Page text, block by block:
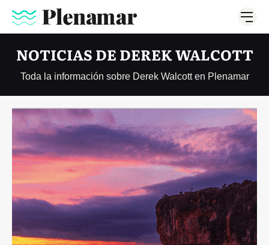
NOTICIAS DE DEREK WALCOTT
Toda la información sobre Derek Walcott en Plenamar